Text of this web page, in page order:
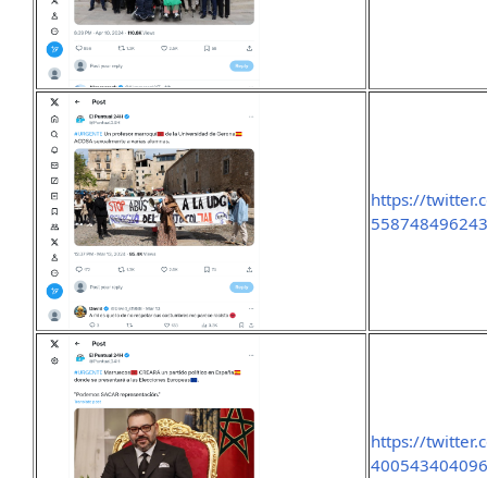
https://
https://